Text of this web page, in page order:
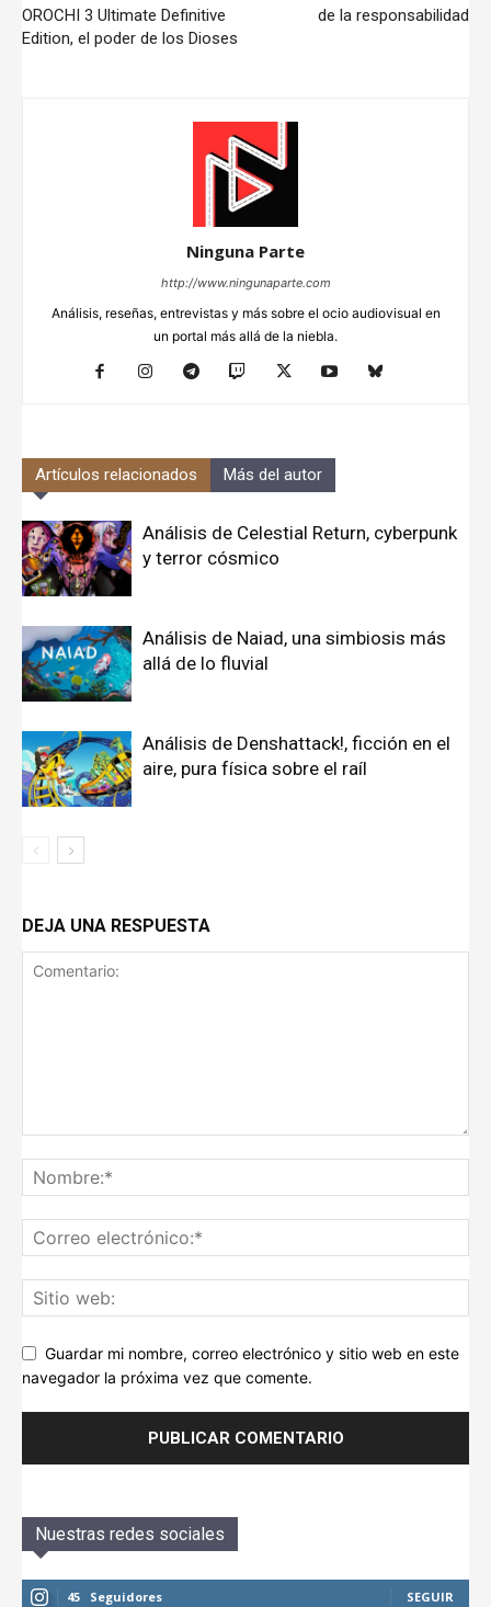
OROCHI 3 Ultimate Definitive
Edition, el poder de los Dioses
de la responsabilidad
Ninguna Parte
http://www.ningunaparte.com
Análisis, reseñas, entrevistas y más sobre el ocio audiovisual en
un portal más allá de la niebla.
Artículos relacionados Más del autor
Análisis de Celestial Return, cyberpunk
y terror cósmico
Análisis de Naiad, una simbiosis más
allá de lo fluvial
Análisis de Denshattack!, ficción en el
aire, pura física sobre el raíl
DEJA UNA RESPUESTA
Guardar mi nombre, correo electrónico y sitio web en este
navegador la próxima vez que comente.
Nuestras redes sociales
45 Seguidores SEGUIR